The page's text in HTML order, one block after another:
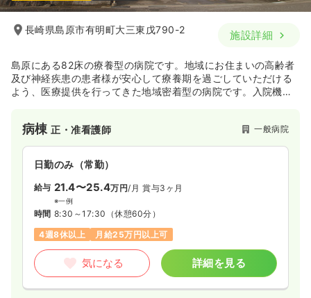
長崎県島原市有明町大三東戊790-2 施設詳細
島原にある82床の療養型の病院です。地域にお住まいの高齢者
及び神経疾患の患者様が安心して療養期を過ごしていただける
よう、医療提供を行ってきた地域密着型の病院です。入院機能
病棟正・准看護師 一般病院
日勤のみ（常勤）
給与 21.4〜25.4万円/月 賞与3ヶ月
※一例
時間 8:30～17:30 （休憩60分）
4週8休以上
月給25万円以上可
気になる 詳細を見る